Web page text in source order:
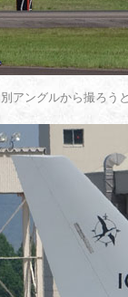
アングルから撮ろう